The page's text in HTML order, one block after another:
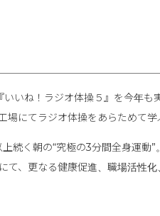
いね！ラジオ体操５』を今年
場にてラジオ体操をあらためて学
続く朝の“究極の3分間全身運動”。
て、更なる健康促進、職場活性